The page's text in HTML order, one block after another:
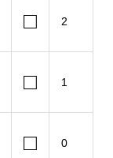
□ 2
□ 1
□ 0